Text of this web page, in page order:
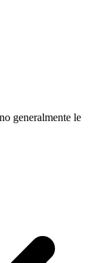
generalmente le